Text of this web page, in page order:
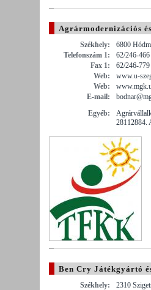
Agrármodernizációs
Székhely:
6800
Telefonszám 1:
62/246-466
Fax 1:
62/246-779
Web:
www.u-
Web:
E-mail:
Egyéb:
28112884.
Ben Cry Játékgyártó
Székhely:
2310